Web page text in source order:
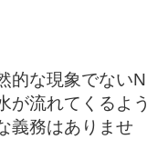
的な現象でないN
が流れてくるよう
義務はありませ